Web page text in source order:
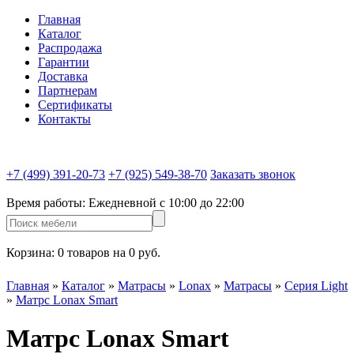
Главная
Каталог
Распродажа
Гарантии
Доставка
Партнерам
Сертификаты
Контакты
+7 (499) 391-20-73 +7 (925) 549-38-70 Заказать звонок
Время работы: Ежедневной c 10:00 до 22:00
Корзина: 0 товаров на 0 руб.
Главная » Каталог » Матрасы » Lonax » Матрасы » Серия Light
» Матрс Lonax Smart
Матрс Lonax Smart